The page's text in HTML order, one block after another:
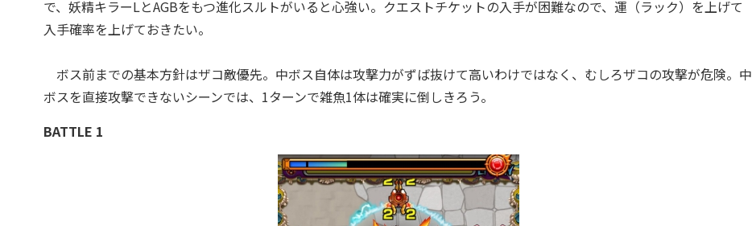
で、妖精キラーLとAGBをもつ進化スルトがいると心強い。クエストチケットの入手が困難なので、運（ラック）を上げて
入手確率を上げておきたい。
ボス前までの基本方針はザコ敵優先。中ボス自体は攻撃力がずば抜けて高いわけではなく、むしろザコの攻撃が危険。中
ボスを直接攻撃できないシーンでは、1ターンで雑魚1体は確実に倒しきろう。
BATTLE 1